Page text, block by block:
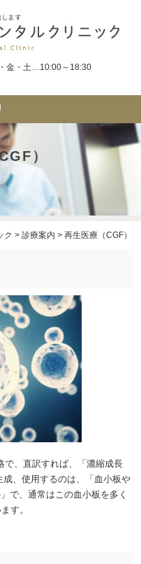
金・土…10:00～18:30
）
ク > 診療案内 > 再生医療（CGF）
、直訳すれば、「濃縮成長
、使用するのは、「血小板や
で、通常はこの血小板を多く
す。